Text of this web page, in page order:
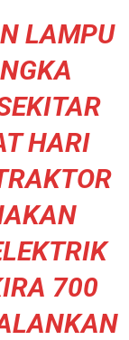
LAMPU
HARI
700